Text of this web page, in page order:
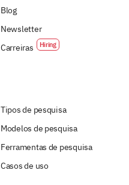
Blog
Newsletter
Carreiras
Tipos de pesquisa
Modelos de pesquisa
Ferramentas de pesquisa
Casos de uso